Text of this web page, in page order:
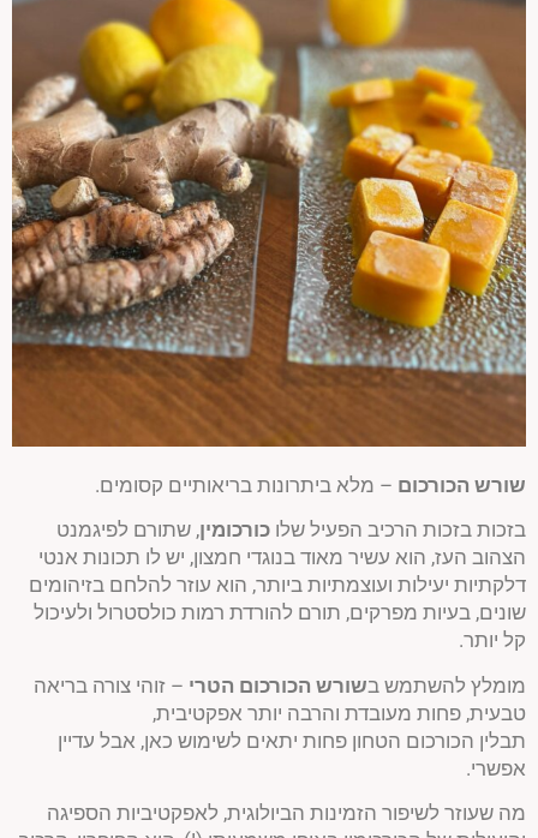
שורש הכורכום – מלא ביתרונות בריאותיים קסומים.
בזכות בזכות הרכיב הפעיל שלו כורכומין, שתורם לפיגמנט
הצהוב העז, הוא עשיר מאוד בנוגדי חמצון, יש לו תכונות אנטי
דלקתיות יעילות ועוצמתיות ביותר, הוא עוזר להלחם בזיהומים
שונים, בעיות מפרקים, תורם להורדת רמות כולסטרול ולעיכול
קל יותר.
מומלץ להשתמש בשורש הכורכום הטרי – זוהי צורה בריאה
טבעית, פחות מעובדת והרבה יותר אפקטיבית,
תבלין הכורכום הטחון פחות יתאים לשימוש כאן, אבל עדיין
אפשרי.
מה שעוזר לשיפור הזמינות הביולוגית, לאפקטיביות הספיגה